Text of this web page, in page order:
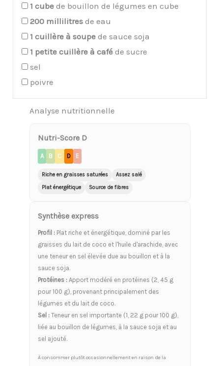
1 cube de bouillon de légumes en cube
200 millilitres de eau
1 cuillère à soupe de sauce soja
1 petite cuillère à café de sucre
sel
poivre
Analyse nutritionnelle
Nutri-Score D
A B C D E
Riche en graisses saturées
Assez salé
Plat énergétique
Source de fibres
Synthèse express
Profil : Plat riche et énergétique, dominé par les
graisses du lait de coco et l'huile d'arachide, avec
une teneur en sel élevée due au bouillon et à la
sauce soja.
Protéines : Apport modéré en protéines (2, 45 g
pour 100 g), provenant principalement des
légumes et du lait de coco.
Sel : Teneur en sel importante (1, 22 g pour 100 g),
liée au bouillon de légumes, à la sauce soja et au
sel ajouté.
À consommer plutôt occasionnellement en raison de la